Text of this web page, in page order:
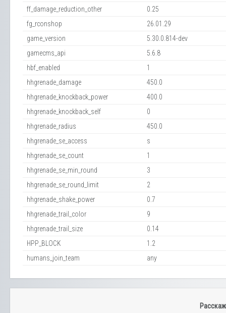
ff_damage_reduction_other
0.25
fg_rconshop
26.01.29
game_version
5.30.0.814-dev
gamecms_api
5.6.8
hbf_enabled
1
hhgrenade_damage
450.0
hhgrenade_knockback_power
400.0
hhgrenade_knockback_self
0
hhgrenade_radius
450.0
hhgrenade_se_access
s
hhgrenade_se_count
1
hhgrenade_se_min_round
3
hhgrenade_se_round_limit
2
hhgrenade_shake_power
0.7
hhgrenade_trail_color
9
hhgrenade_trail_size
0.14
HPP_BLOCK
1.2
humans_join_team
any